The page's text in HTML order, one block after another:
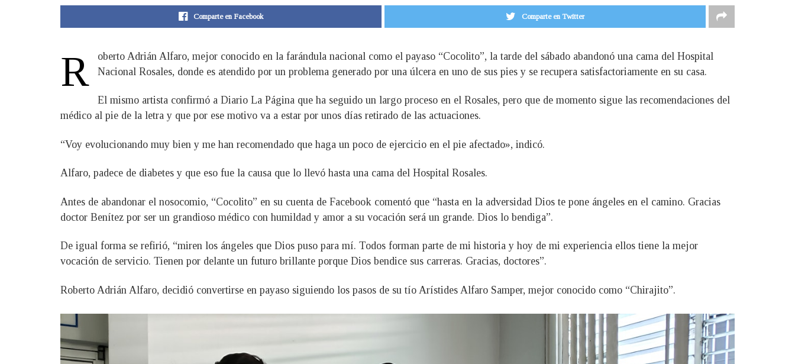
Comparte en Facebook Comparte en Twitter
R
oberto Adrián Alfaro, mejor conocido en la farándula nacional como el payaso “Cocolito”, la tarde del sábado abandonó una cama del Hospital
Nacional Rosales, donde es atendido por un problema generado por una úlcera en uno de sus pies y se recupera satisfactoriamente en su casa.
El mismo artista confirmó a Diario La Página que ha seguido un largo proceso en el Rosales, pero que de momento sigue las recomendaciones del
médico al pie de la letra y que por ese motivo va a estar por unos días retirado de las actuaciones.
“Voy evolucionando muy bien y me han recomendado que haga un poco de ejercicio en el pie afectado», indicó.
Alfaro, padece de diabetes y que eso fue la causa que lo llevó hasta una cama del Hospital Rosales.
Antes de abandonar el nosocomio, “Cocolito” en su cuenta de Facebook comentó que “hasta en la adversidad Dios te pone ángeles en el camino. Gracias
doctor Benítez por ser un grandioso médico con humildad y amor a su vocación será un grande. Dios lo bendiga”.
De igual forma se refirió, “miren los ángeles que Dios puso para mí. Todos forman parte de mi historia y hoy de mi experiencia ellos tiene la mejor
vocación de servicio. Tienen por delante un futuro brillante porque Dios bendice sus carreras. Gracias, doctores”.
Roberto Adrián Alfaro, decidió convertirse en payaso siguiendo los pasos de su tío Arístides Alfaro Samper, mejor conocido como “Chirajito”.